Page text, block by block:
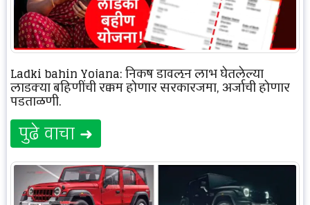
Ladki bahin Yojana: निकष डावलून लाभ घेतलेल्या
लाडक्या बहिणींची रक्कम होणार सरकारजमा, अर्जाची होणार
पडताळणी.
पुढे वाचा ➜